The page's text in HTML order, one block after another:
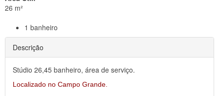
26 m²
1 banheiro
Descrição
Stúdio 26,45 banheiro, área de serviço.
Localizado no Campo Grande.